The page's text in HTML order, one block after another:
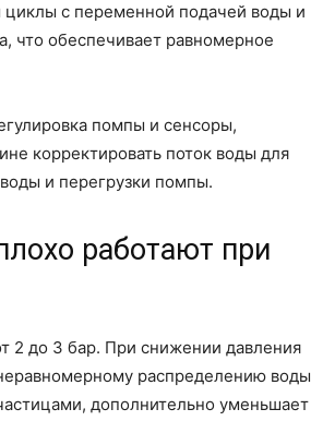
с переменной подачей воды и
что обеспечивает равномерное
помпы и сенсоры,
корректировать поток воды для
и перегрузки помпы.
работают при
2 до 3 бар. При снижении давления
распределению воды
дополнительно уменьшает